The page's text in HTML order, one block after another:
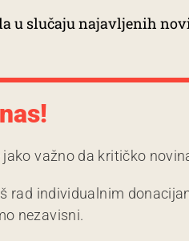
u slučaju najavljenih
važno da kritičko
rad individualnim
nezavisni.